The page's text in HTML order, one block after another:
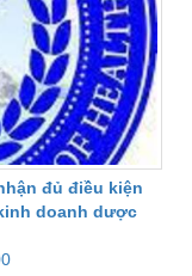
đủ điều kiện
doanh dược